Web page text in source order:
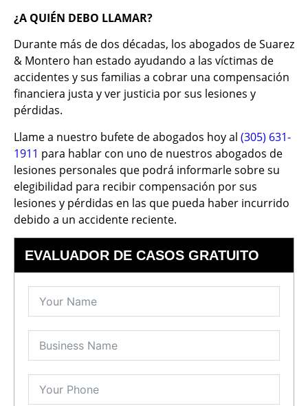
¿A QUIÉN DEBO LLAMAR?
Durante más de dos décadas, los abogados de Suarez
& Montero han estado ayudando a las víctimas de
accidentes y sus familias a cobrar una compensación
financiera justa y ver justicia por sus lesiones y
pérdidas.
Llame a nuestro bufete de abogados hoy al (305) 631-
1911 para hablar con uno de nuestros abogados de
lesiones personales que podrá informarle sobre su
elegibilidad para recibir compensación por sus
lesiones y pérdidas en las que pueda haber incurrido
debido a un accidente reciente.
EVALUADOR DE CASOS GRATUITO